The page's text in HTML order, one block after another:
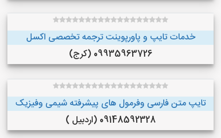
خدمات تایپ و پاورپوینت ترجمه تخصصی اکسل
09935963726 (کرج)
تایپ متن فارسی وفرمول های پیشرفته شیمی وفیزیک
09148592328 (اردبیل )